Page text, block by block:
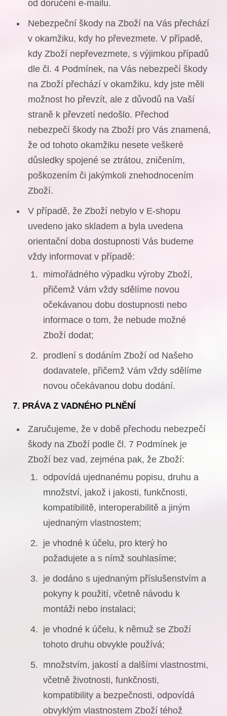
od doručení e-mailu.
Nebezpeční škody na Zboží na Vás přechází
v okamžiku, kdy ho převezmete. V případě,
kdy Zboží nepřevezmete, s výjimkou případů
dle čl. 4 Podmínek, na Vás nebezpečí škody
na Zboží přechází v okamžiku, kdy jste měli
možnost ho převzít, ale z důvodů na Vaší
straně k převzetí nedošlo. Přechod
nebezpečí škody na Zboží pro Vás znamená,
že od tohoto okamžiku nesete veškeré
důsledky spojené se ztrátou, zničením,
poškozením či jakýmkoli znehodnocením
Zboží.
V případě, že Zboží nebylo v E-shopu
uvedeno jako skladem a byla uvedena
orientační doba dostupnosti Vás budeme
vždy informovat v případě:
mimořádného výpadku výroby Zboží,
přičemž Vám vždy sdělíme novou
očekávanou dobu dostupnosti nebo
informace o tom, že nebude možné
Zboží dodat;
prodlení s dodáním Zboží od Našeho
dodavatele, přičemž Vám vždy sdělíme
novou očekávanou dobu dodání.
7. PRÁVA Z VADNÉHO PLNĚNÍ
Zaručujeme, že v době přechodu nebezpečí
škody na Zboží podle čl. 7 Podmínek je
Zboží bez vad, zejména pak, že Zboží:
odpovídá ujednanému popisu, druhu a
množství, jakož i jakosti, funkčnosti,
kompatibilitě, interoperabilitě a jiným
ujednaným vlastnostem;
je vhodné k účelu, pro který ho
požadujete a s nímž souhlasíme;
je dodáno s ujednaným příslušenstvím a
pokyny k použití, včetně návodu k
montáži nebo instalaci;
je vhodné k účelu, k němuž se Zboží
tohoto druhu obvykle používá;
množstvím, jakostí a dalšími vlastnostmi,
včetně životnosti, funkčnosti,
kompatibility a bezpečnosti, odpovídá
obvyklým vlastnostem Zboží téhož